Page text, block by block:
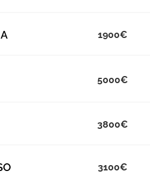
1900
5000
3800
3100